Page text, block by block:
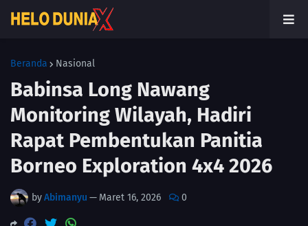
Beranda Nasional
Babinsa Long Nawang
Monitoring Wilayah, Hadiri
Rapat Pembentukan Panitia
Borneo Exploration 4x4 2026
byAbimanyu — Maret 16, 2026 0